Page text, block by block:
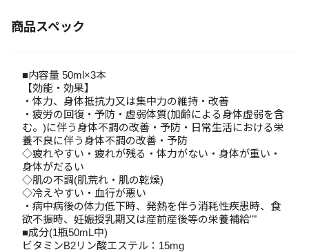
商品スペック
■内容量 50ml×3本
【効能・効果】
・体力、身体抵抗力又は集中力の維持・改善
・疲労の回復・予防・虚弱体質(加齢による身体虚弱を含
む。)に伴う身体不調の改善・予防・日常生活における栄
養不良に伴う身体不調の改善・予防
◇疲れやすい・疲れが残る・体力がない・身体が重い・
身体がだるい
◇肌の不調(肌荒れ・肌の乾燥)
◇冷えやすい・血行が悪い
・病中病後の体力低下時、発熱を伴う消耗性疾患時、食
欲不振時、妊娠授乳期又は産前産後等の栄養補給""
■成分(1瓶50mL中)
ビタミンB2リン酸エステル：15mg